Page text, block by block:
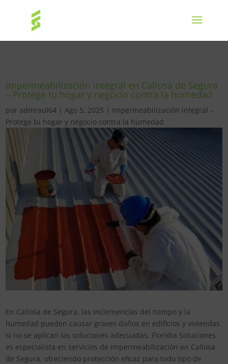
Impermeabilización integral en Callosa de Segura
– Protege tu hogar y negocio contra la humedad
por admraul64 |Ago 5, 2025 | Impermeabilización integral –
Protege tu hogar y negocio contra la humedad
En Callosa de Segura, las inclemencias del tiempo y la
humedad pueden causar graves daños en edificios y viviendas
si no se aplican las soluciones adecuadas. Floridia Soluciones
es especialista en servicios de impermeabilización en Callosa
de Segura, ofreciendo protección eficaz para todo tipo de